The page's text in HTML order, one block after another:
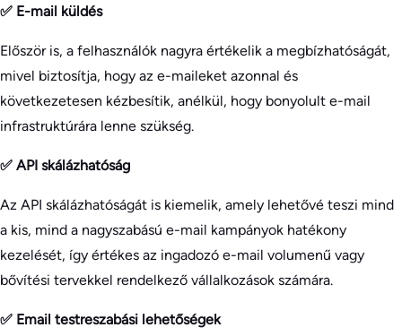
✅ E-mail küldés
Először is, a felhasználók nagyra értékelik a megbízhatóságát,
mivel biztosítja, hogy az e-maileket azonnal és
következetesen kézbesítik, anélkül, hogy bonyolult e-mail
infrastruktúrára lenne szükség.
✅ API skálázhatóság
Az API skálázhatóságát is kiemelik, amely lehetővé teszi mind
a kis, mind a nagyszabású e-mail kampányok hatékony
kezelését, így értékes az ingadozó e-mail volumenű vagy
bővítési tervekkel rendelkező vállalkozások számára.
✅ Email testreszabási lehetőségek